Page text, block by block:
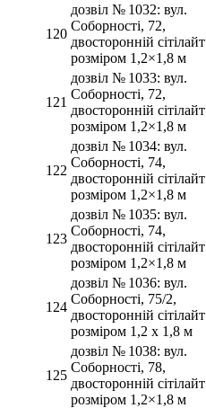
120
дозвіл № 1032: вул.
Соборності, 72,
двосторонній сітілайт
розміром 1,2×1,8 м
121
дозвіл № 1033: вул.
Соборності, 72,
двосторонній сітілайт
розміром 1,2×1,8 м
122
дозвіл № 1034: вул.
Соборності, 74,
двосторонній сітілайт
розміром 1,2×1,8 м
123
дозвіл № 1035: вул.
Соборності, 74,
двосторонній сітілайт
розміром 1,2×1,8 м
124
дозвіл № 1036: вул.
Соборності, 75/2,
двосторонній сітілайт
розміром 1,2 х 1,8 м
125
дозвіл № 1038: вул.
Соборності, 78,
двосторонній сітілайт
розміром 1,2×1,8 м